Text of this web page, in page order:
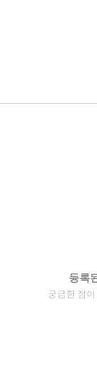
등록
궁금한 점